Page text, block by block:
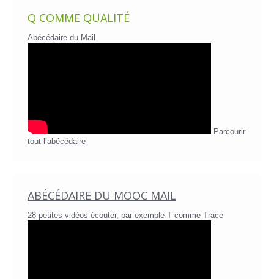
Q COMME QUALITÉ
Abécédaire du Mail
Parcourir
tout l’abécédaire
ABÉCÉDAIRE DU MOOC MAIL
28 petites vidéos écouter, par exemple T comme Trace